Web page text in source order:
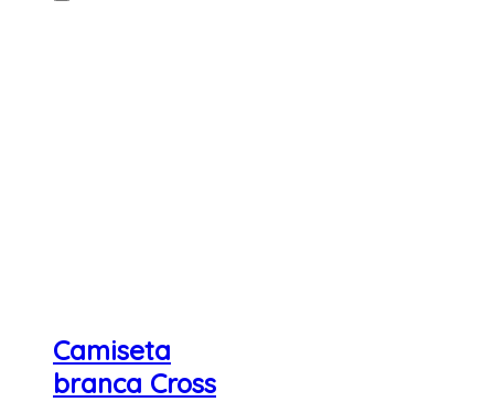
Camiseta
branca Cross